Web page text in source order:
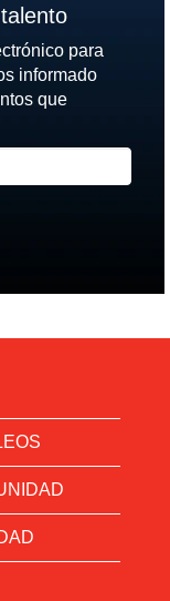
para
informado
que